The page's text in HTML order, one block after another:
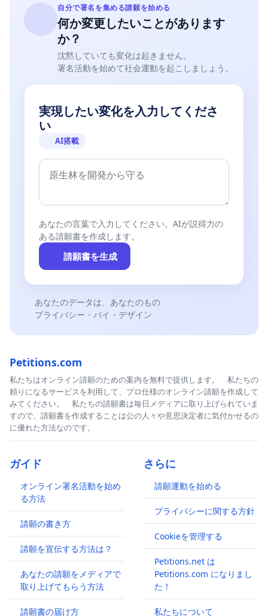
自分で署名を集める請願を始める
何か変更したいことがあります
か？
沈黙していても変化は起きません。
署名活動を始めて社会運動を起こしましょう。
実現したい変化を入力してくださ
い
AI搭載
あなたの言葉で入力してください。AIが説得力の
ある請願書を作成します。
請願書を生成
あなたのデータは、あなたのもの
プライバシー・バイ・デザイン
Petitions.com
私たちはオンライン請願のための案内を無料で提供します。 私たちの
頼りになるサービスを利用して、プロ仕様のオンライン請願を作成して
みてください。 私たちの請願書は毎日メディアに取り上げられていま
すので、請願書を作成することは公の人々や意思決定者に気付かせるの
に優れた方法なのです。
ガイド
オンライン署名活動を始め
る方法
請願の書き方
請願を宣伝する方法は？
あなたの請願をメディアで
取り上げてもらう方法
請願書の届け方
さらに
請願運動を始める
プライバシーに関する方針
Cookieを管理する
Petitions.net は
Petitions.com になりまし
た！
私たちについて